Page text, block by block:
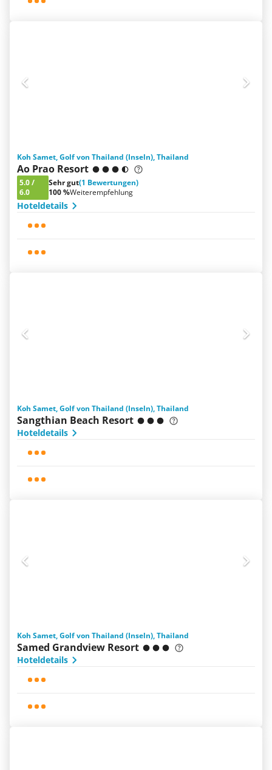
Koh Samet, Golf von Thailand (Inseln), Thailand
Ao Prao Resort
5.0/
6.0
Sehr gut(1 Bewertungen)
100 %Weiterempfehlung
Hoteldetails
Koh Samet, Golf von Thailand (Inseln), Thailand
Sangthian Beach Resort
Hoteldetails
Koh Samet, Golf von Thailand (Inseln), Thailand
Samed Grandview Resort
Hoteldetails